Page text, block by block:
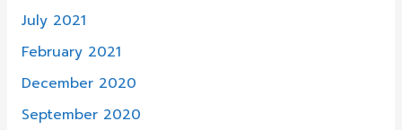
July 2021
February 2021
December 2020
September 2020